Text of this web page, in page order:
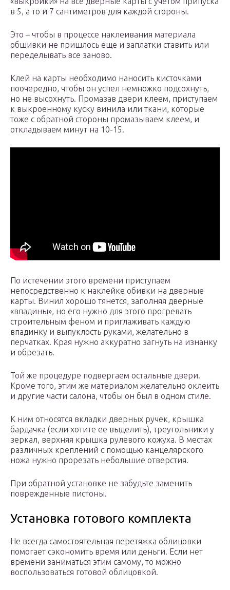
в 5, а то и 7 сантиметров для каждой стороны.
Это – чтобы в процессе наклеивания материала
обшивки не пришлось еще и заплатки ставить или
переделывать все заново.
Клей на карты необходимо наносить кисточками
поочередно, чтобы он успел немножко подсохнуть,
но не высохнуть. Промазав двери клеем, приступаем
к выкроенному куску винила или ткани, которые
тоже с обратной стороны промазываем клеем, и
откладываем минут на 10-15.
По истечении этого времени приступаем
непосредственно к наклейке обивки на дверные
карты. Винил хорошо тянется, заполняя дверные
«впадины», но его нужно для этого прогревать
строительным феном и приглаживать каждую
впадинку и выпуклость руками, желательно в
перчатках. Края нужно аккуратно загнуть на изнанку
и обрезать.
Той же процедуре подвергаем остальные двери.
Кроме того, этим же материалом желательно оклеить
и другие части салона, чтобы он был в одном стиле.
К ним относятся вкладки дверных ручек, крышка
бардачка (если хотите ее выделить), треугольники у
зеркал, верхняя крышка рулевого кожуха. В местах
различных креплений с помощью канцелярского
ножа нужно прорезать небольшие отверстия.
При обратной установке не забудьте заменить
поврежденные пистоны.
Установка готового комплекта
Не всегда самостоятельная перетяжка облицовки
помогает сэкономить время или деньги. Если нет
времени заниматься этим самому, то можно
воспользоваться готовой облицовкой.